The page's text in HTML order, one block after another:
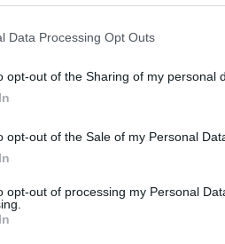
Data Processing Opt Outs
opt-out of the Sharing of my personal
opt-out of the Sale of my Personal
opt-out of processing my Personal